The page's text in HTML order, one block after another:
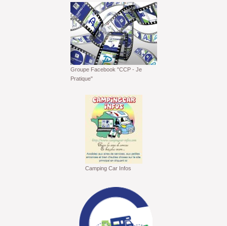
Groupe Facebook "CCP - Je
Pratique"
Camping Car Infos